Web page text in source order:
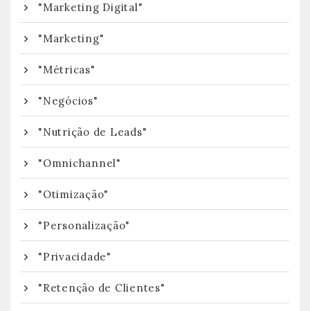
"Marketing Digital"
"Marketing"
"Métricas"
"Negócios"
"Nutrição de Leads"
"Omnichannel"
"Otimização"
"Personalização"
"Privacidade"
"Retenção de Clientes"